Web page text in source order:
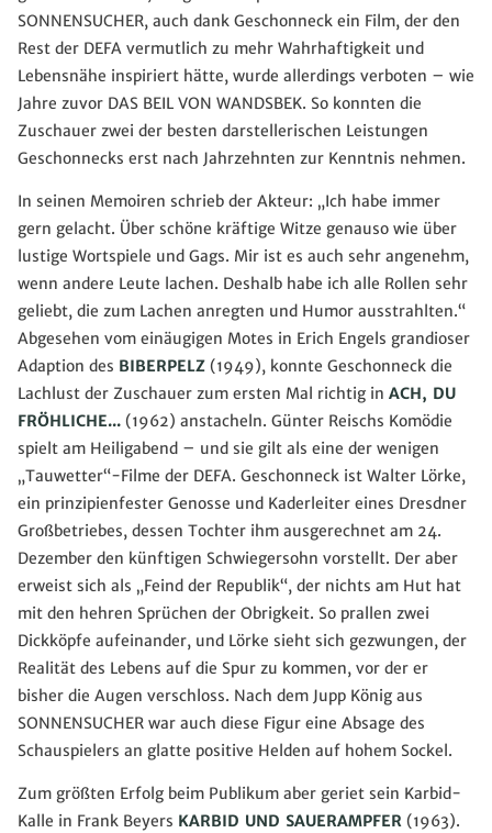
SONNENSUCHER, auch dank Geschonneck ein Film, der den
Rest der DEFA vermutlich zu mehr Wahrhaftigkeit und
Lebensnähe inspiriert hätte, wurde allerdings verboten – wie
Jahre zuvor DAS BEIL VON WANDSBEK. So konnten die
Zuschauer zwei der besten darstellerischen Leistungen
Geschonnecks erst nach Jahrzehnten zur Kenntnis nehmen.
In seinen Memoiren schrieb der Akteur: „Ich habe immer
gern gelacht. Über schöne kräftige Witze genauso wie über
lustige Wortspiele und Gags. Mir ist es auch sehr angenehm,
wenn andere Leute lachen. Deshalb habe ich alle Rollen sehr
geliebt, die zum Lachen anregten und Humor ausstrahlten.“
Abgesehen vom einäugigen Motes in Erich Engels grandioser
Adaption des BIBERPELZ (1949), konnte Geschonneck die
Lachlust der Zuschauer zum ersten Mal richtig in ACH, DU
FRÖHLICHE... (1962) anstacheln. Günter Reischs Komödie
spielt am Heiligabend – und sie gilt als eine der wenigen
„Tauwetter“-Filme der DEFA. Geschonneck ist Walter Lörke,
ein prinzipienfester Genosse und Kaderleiter eines Dresdner
Großbetriebes, dessen Tochter ihm ausgerechnet am 24.
Dezember den künftigen Schwiegersohn vorstellt. Der aber
erweist sich als „Feind der Republik“, der nichts am Hut hat
mit den hehren Sprüchen der Obrigkeit. So prallen zwei
Dickköpfe aufeinander, und Lörke sieht sich gezwungen, der
Realität des Lebens auf die Spur zu kommen, vor der er
bisher die Augen verschloss. Nach dem Jupp König aus
SONNENSUCHER war auch diese Figur eine Absage des
Schauspielers an glatte positive Helden auf hohem Sockel.
Zum größten Erfolg beim Publikum aber geriet sein Karbid-
Kalle in Frank Beyers KARBID UND SAUERAMPFER (1963).